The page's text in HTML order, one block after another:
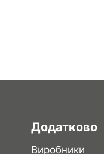
Додатково
Виробники